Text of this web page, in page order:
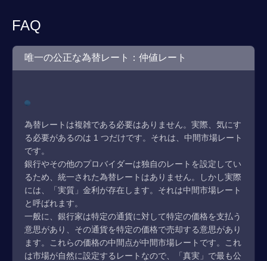
FAQ
唯一の公正な為替レート：仲値レート
為替レートは複雑である必要はありません。実際、気にす
る必要があるのは 1 つだけです。それは、中間市場レート
です。
銀行やその他のプロバイダーは独自のレートを設定してい
るため、統一された為替レートはありません。しかし実際
には、「実質」金利が存在します。それは中間市場レート
と呼ばれます。
一般に、銀行家は特定の通貨に対して特定の価格を支払う
意思があり、その通貨を特定の価格で売却する意思があり
ます。これらの価格の中間点が中間市場レートです。これ
は市場が自然に設定するレートなので、「真実」で最も公